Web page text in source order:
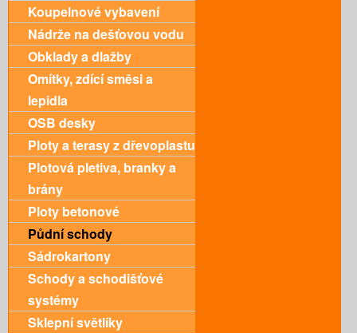
Koupelnové vybavení
Nádrže na dešťovou vodu
Obklady a dlažby
Omítky, zdící směsi a
lepidla
OSB desky
Ploty a terasy z dřevoplastu
Plotová pletiva, branky a
brány
Ploty betonové
Půdní schody
Sádrokartony
Schody a schodišťové
systémy
Sklepní světlíky